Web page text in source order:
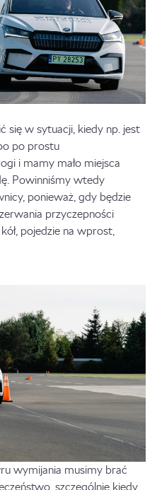
się w sytuacji, kiedy np. jest
po prostu
i mamy mało miejsca
Powinniśmy wtedy
ponieważ, gdy będzie
przyczepności
pojedzie na wprost,
wymijania musimy brać
szczególnie kiedy